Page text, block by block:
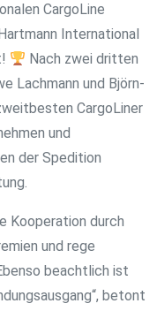
CargoLine
International
Nach zwei dritten
Lachmann und Björn-
CargoLiner
und
der Spedition
Kooperation durch
und rege
beachtlich ist
betont